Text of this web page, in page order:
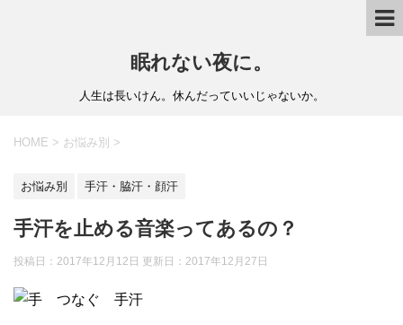
眠れない夜に。
人生は長いけん。休んだっていいじゃないか。
HOME > お悩み別 >
お悩み別 手汗・脇汗・顔汗
手汗を止める音楽ってあるの？
投稿日：2017年12月12日 更新日： 2017年12月27日